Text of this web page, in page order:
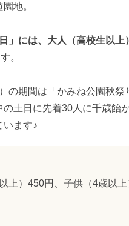
地。
」には、大人（高校生以上
。
の期間は「かみね公園秋
土日に先着30人に千歳飴
います♪
上）450円、子供（4歳以